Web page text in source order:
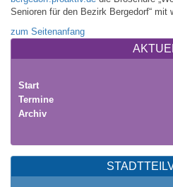
Start
Termine
Archiv
Senioren für den Bezirk Bergedorf“ mit
zum Seitenanfang